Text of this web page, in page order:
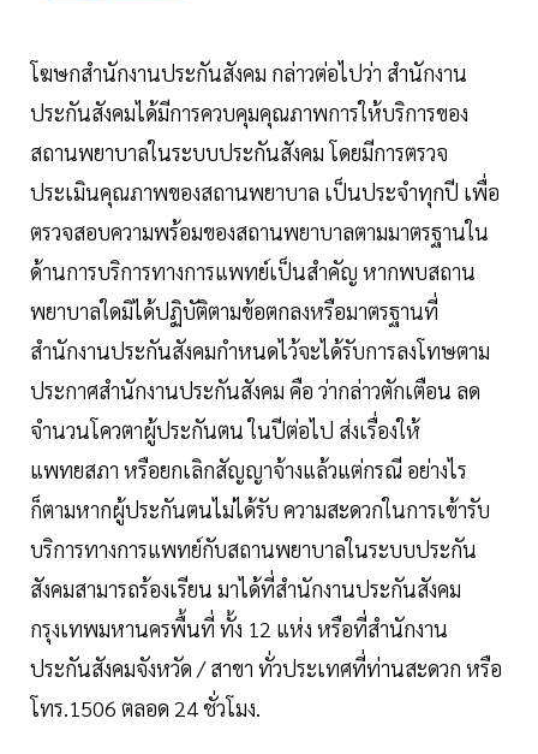
โฆษกสำนักงานประกันสังคม กล่าวต่อไปว่า สำนักงาน
ประกันสังคมได้มีการควบคุมคุณภาพการให้บริการของ
สถานพยาบาลในระบบประกันสังคม โดยมีการตรวจ
ประเมินคุณภาพของสถานพยาบาล เป็นประจำทุกปี เพื่อ
ตรวจสอบความพร้อมของสถานพยาบาลตามมาตรฐานใน
ด้านการบริการทางการแพทย์เป็นสำคัญ หากพบสถาน
พยาบาลใดมิได้ปฏิบัติตามข้อตกลงหรือมาตรฐานที่
สำนักงานประกันสังคมกำหนดไว้จะได้รับการลงโทษตาม
ประกาศสำนักงานประกันสังคม คือ ว่ากล่าวตักเตือน ลด
จำนวนโควตาผู้ประกันตน ในปีต่อไป ส่งเรื่องให้
แพทยสภา หรือยกเลิกสัญญาจ้างแล้วแต่กรณี อย่างไร
ก็ตามหากผู้ประกันตนไม่ได้รับ ความสะดวกในการเข้ารับ
บริการทางการแพทย์กับสถานพยาบาลในระบบประกัน
สังคมสามารถร้องเรียน มาได้ที่สำนักงานประกันสังคม
กรุงเทพมหานครพื้นที่ ทั้ง 12 แห่ง หรือที่สำนักงาน
ประกันสังคมจังหวัด / สาขา ทั่วประเทศที่ท่านสะดวก หรือ
โทร.1506 ตลอด 24 ชั่วโมง.